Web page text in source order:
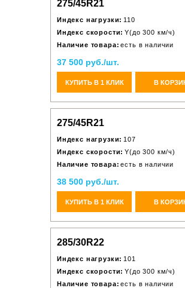
275/45R21
Индекс нагрузки: 110
Индекс скорости: Y(до 300 км/ч)
Наличие товара: есть в наличии
37 500 руб./шт.
КУПИТЬ В 1 КЛИК В
275/45R21
Индекс нагрузки: 107
Индекс скорости: Y(до 300 км/ч)
Наличие товара: есть в наличии
38 500 руб./шт.
КУПИТЬ В 1 КЛИК В
285/30R22
Индекс нагрузки: 101
Индекс скорости: Y(до 300 км/ч)
Наличие товара: есть в наличии